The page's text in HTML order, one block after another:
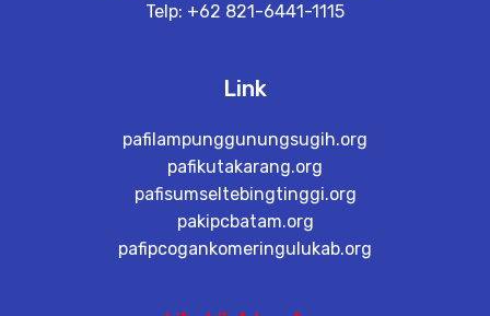
Telp: +62 821-6441-1115
Link
pafilampunggunungsugih.org
pafikutakarang.org
pafisumseltebingtinggi.org
pakipcbatam.org
pafipcogankomeringulukab.org